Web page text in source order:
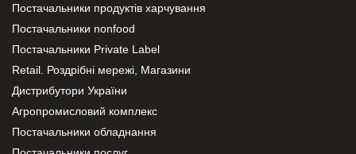
Постачальники продуктів харчування
Постачальники nonfood
Постачальники Private Label
Retail. Роздрібні мережі, Магазини
Дистрибутори України
Агропромисловий комплекс
Постачальники обладнання